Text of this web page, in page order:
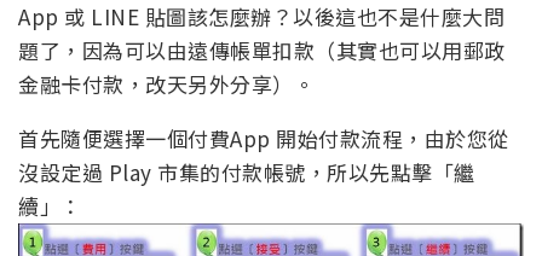
App 或 LINE 貼圖該怎麼辦？以後這也不是什麼大問
題了，因為可以由遠傳帳單扣款（其實也可以用郵政
金融卡付款，改天另外分享）。
首先隨便選擇一個付費App 開始付款流程，由於您從
沒設定過 Play 市集的付款帳號，所以先點擊「繼
續」：